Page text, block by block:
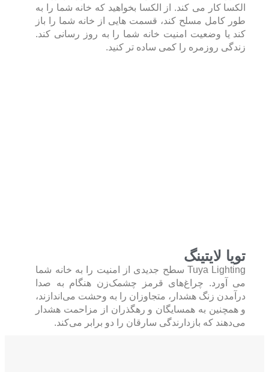
الکسا کار می کند. از الکسا بخواهید که خانه شما را به
طور کامل مسلح کند، قسمت هایی از خانه شما را باز
کند یا وضعیت امنیت خانه شما را به روز رسانی کند.
زندگی روزمره را کمی ساده تر کنید.
تویا لایتینگ
Tuya Lighting سطح جدیدی از امنیت را به خانه شما
می آورد. چراغ‌های قرمز چشمک‌زن هنگام به صدا
درآمدن زنگ هشدار، متجاوزان را به وحشت می‌اندازند،
و همچنین به همسایگان و رهگذران از مزاحمت هشدار
می‌دهند که بازدارندگی سارقان را دو برابر می‌کند.